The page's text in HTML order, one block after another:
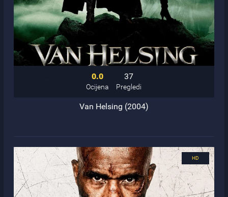
0.0
Ocijena
37
Pregledi
Van Helsing (2004)